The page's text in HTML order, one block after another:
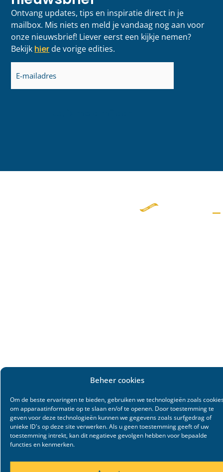
Beheer cookies
Om de beste ervaringen te bieden, gebruiken we technologieën zoals
om apparaatinformatie op te slaan en/of te openen. Door toestemming te
geven voor deze technologieën kunnen we gegevens zoals surfgedrag of
unieke ID's op deze site verwerken. Als u geen toestemming geeft of uw
toestemming intrekt, kan dit negatieve gevolgen hebben voor bepaalde
functies en kenmerken.
Ontvang updates, tips en inspiratie direct in je
mailbox. Mis niets en meld je vandaag nog aan voor
onze nieuwsbrief! Liever eerst een kijkje nemen?
Bekijk hier de vorige edities.
E-
mailadres
(Vereist)